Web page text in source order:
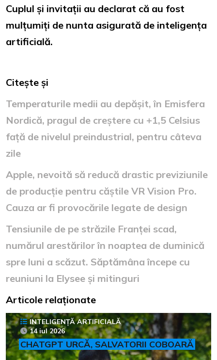
Cuplul și invitații au declarat că au fost
mulțumiți de nunta asigurată de inteligența
artificială.
Citește și
Temperaturile medii au depășit, în Emisfera
Nordică, pragul de creștere cu +1,5 Celsius
față de nivelul preindustrial, pentru câteva
zile
Apple, nevoită să reducă drastic previziunile
de producție pentru căștile VR Vision Pro.
Cauza ar fi provocările legate de design
Tensiunile de pe străzile Franței scad,
numărul arestărilor în noaptea de duminică
spre luni a scăzut. Săptămâna începe cu
reuniuni la Elysee și mitinguri
Articole relaționate
INTELIGENȚĂ ARTIFICIALĂ
14 iul 2026
CHATGPT URCĂ, SALVATORII COBOARĂ